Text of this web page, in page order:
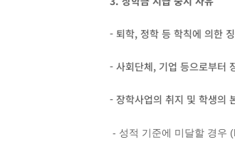
- 퇴학, 정학 등 학칙에 의한
- 사회단체, 기업 등으로부터
- 장학사업의 취지 및 학생의
- 성적 기준에 미달할 경우